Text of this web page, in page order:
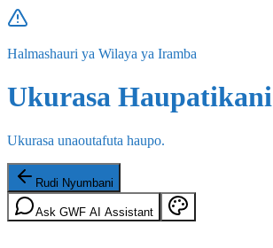
Halmashauri ya Wilaya ya Iramba
Ukurasa Haupatikani
Ukurasa unaoutafuta haupo.
Rudi Nyumbani
Ask GWF AI Assistant